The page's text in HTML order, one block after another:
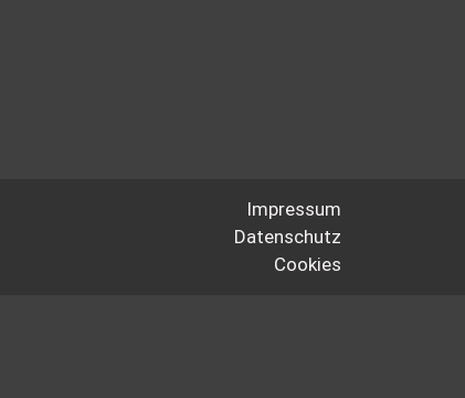
Impressum
Datenschutz
Cookies